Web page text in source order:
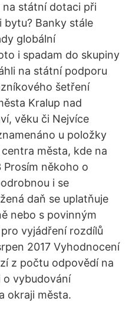
na státní dotaci při
bytu? Banky stále
globální
i spadam do skupiny
na státní podporu
šetření
Kralup nad
věku či Nejvíce
u položky
města, kde na
Prosím někoho o
i se
daň se uplatňuje
nebo s povinným
vyjádření rozdílů
2017 Vyhodnocení
z počtu odpovědí na
o vybudování
okraji města.